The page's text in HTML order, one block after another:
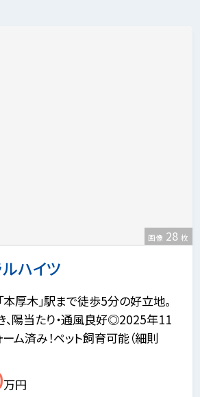
ハイツ
画像 28 枚
厚木」駅まで徒歩5分の好立地。
、陽当たり・通風良好◎2025年11
ム済み！ペット飼育可能（細則
万円